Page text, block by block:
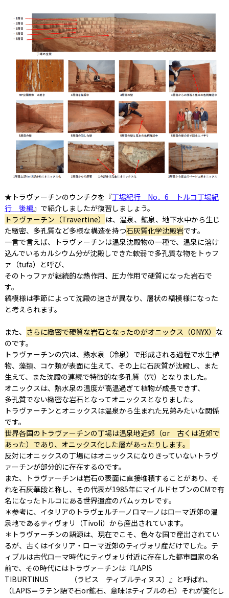
★トラヴァーチンのウンチクを『丁場紀行 No．6 トルコ丁場紀
行 後編』で紹介しましたが復習しましょう。
トラヴァーチン（Travertine） は、温泉、鉱泉、地下水中から生じ
た緻密、多孔質など多様な構造を持つ石灰質化学沈殿岩です。
一言で言えば、トラヴァーチンは温泉沈殿物の一種で、温泉に溶け
込んでいるカルシウム分が沈殿しできた軟弱で多孔質な物をトゥフ
ァ（tufa）と呼び、
そのトゥファが継続的な熱作用、圧力作用で硬質になった岩石で
す。
縞模様は季節によって沈殿の速さが異なり、層状の縞模様になった
と考えられます。
また、 さらに緻密で硬質な岩石となったのがオニックス（ONYX） な
のです。
トラヴァーチンの穴は、熱水泉（冷泉）で形成される過程で水生植
物、藻類、コケ類が表面に生えて、その上に石灰質が沈殿し、また
生えて、また沈殿の連続で特徴的な多孔質（穴）となりました。
オニックスは、熱水泉の温度が高温過ぎて植物が成長できず、
多孔質でない緻密な岩石となってオニックスとなりました。
トラヴァーチンとオニックスは温泉から生まれた兄弟みたいな関係
です。
世界各国のトラヴァーチンの丁場は温泉地近郊（or 古くは近郊で
あった）であり、オニックス化した層があったりします。
反対にオニックスの丁場にはオニックスになりきっていないトラヴ
ァーチンが部分的に存在するのです。
また、トラヴァーチンは岩石の表面に直接堆積することがあり、そ
れを石灰華段と称し、その代表が1985年にマイルドセブンのCMで有
名になったトルコにある世界遺産のパムッカレです。
＊参考に、イタリアのトラヴェルチーノロマーノはローマ近郊の温
泉地であるティヴォリ（Tivoli）から産出されています。
＊トラヴァーチンの語源は、現在でこそ、色々な国で産出されてい
るが、古くはイタリア・ローマ近郊のティヴォリ産だけでした。テ
ィブルは古代ローマ時代にティヴォリ付近に存在した都市国家の名
前で、その時代にはトラヴァーチンは『LAPIS
TIBURTINUS （ラピス ティブルティヌス）』と呼ばれ、
（LAPIS＝ラテン語で石or鉱石、意味はティブルの石）それが変化し